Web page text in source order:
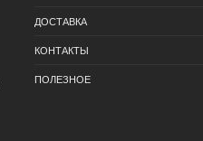
ДОСТАВКА
КОНТАКТЫ
ПОЛЕЗНОЕ